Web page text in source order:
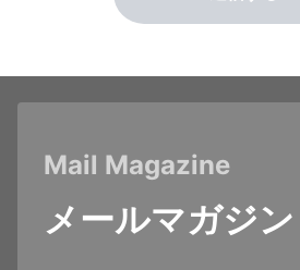
Mail Magazine
メールマガジン